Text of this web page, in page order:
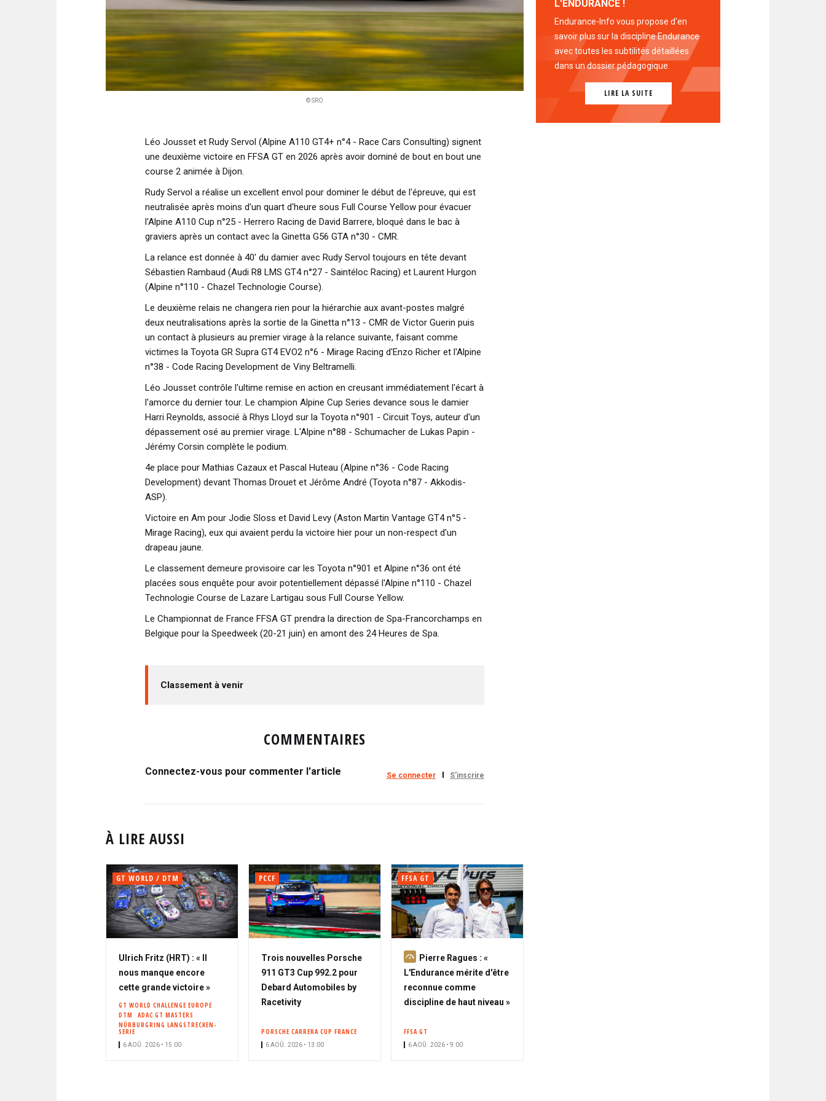
© SRO
Léo Jousset et Rudy Servol (Alpine A110 GT4+ n°4 - Race Cars Consulting) signent
une deuxième victoire en FFSA GT en 2026 après avoir dominé de bout en bout une
course 2 animée à Dijon.
Rudy Servol a réalise un excellent envol pour dominer le début de l'épreuve, qui est
neutralisée après moins d'un quart d'heure sous Full Course Yellow pour évacuer
l'Alpine A110 Cup n°25 - Herrero Racing de David Barrere, bloqué dans le bac à
graviers après un contact avec la Ginetta G56 GTA n°30 - CMR.
La relance est donnée à 40' du damier avec Rudy Servol toujours en tête devant
Sébastien Rambaud (Audi R8 LMS GT4 n°27 - Saintéloc Racing) et Laurent Hurgon
(Alpine n°110 - Chazel Technologie Course).
Le deuxième relais ne changera rien pour la hiérarchie aux avant-postes malgré
deux neutralisations après la sortie de la Ginetta n°13 - CMR de Victor Guerin puis
un contact à plusieurs au premier virage à la relance suivante, faisant comme
victimes la Toyota GR Supra GT4 EVO2 n°6 - Mirage Racing d'Enzo Richer et l'Alpine
n°38 - Code Racing Development de Viny Beltramelli.
Léo Jousset contrôle l'ultime remise en action en creusant immédiatement l'écart à
l'amorce du dernier tour. Le champion Alpine Cup Series devance sous le damier
Harri Reynolds, associé à Rhys Lloyd sur la Toyota n°901 - Circuit Toys, auteur d'un
dépassement osé au premier virage. L'Alpine n°88 - Schumacher de Lukas Papin -
Jérémy Corsin complète le podium.
4e place pour Mathias Cazaux et Pascal Huteau (Alpine n°36 - Code Racing
Development) devant Thomas Drouet et Jérôme André (Toyota n°87 - Akkodis-
ASP).
Victoire en Am pour Jodie Sloss et David Levy (Aston Martin Vantage GT4 n°5 -
Mirage Racing), eux qui avaient perdu la victoire hier pour un non-respect d'un
drapeau jaune.
Le classement demeure provisoire car les Toyota n°901 et Alpine n°36 ont été
placées sous enquête pour avoir potentiellement dépassé l'Alpine n°110 - Chazel
Technologie Course de Lazare Lartigau sous Full Course Yellow.
Le Championnat de France FFSA GT prendra la direction de Spa-Francorchamps en
Belgique pour la Speedweek (20-21 juin) en amont des 24 Heures de Spa.
Classement à venir
COMMENTAIRES
Connectez-vous pour commenter l'article Se connecter S'inscrire
À LIRE AUSSI
GT WORLD / DTM
Ulrich Fritz (HRT) : « Il
nous manque encore
cette grande victoire »
GT WORLD CHALLENGE EUROPE
DTM
ADAC GT MASTERS
NÜRBURGRING LANGSTRECKEN-
SERIE
6 AOÛ. 2026 • 15:00
PCCF
Trois nouvelles Porsche
911 GT3 Cup 992.2 pour
Debard Automobiles by
Racetivity
PORSCHE CARRERA CUP FRANCE
6 AOÛ. 2026 • 13:00
FFSA GT
A
b
o
n
é
Pierre Ragues : «
L'Endurance mérite d'être
reconnue comme
discipline de haut niveau »
FFSA GT
6 AOÛ. 2026 • 9:00
L'ENDURANCE !
Endurance-Info vous propose d'en
savoir plus sur la discipline Endurance
avec toutes les subtilités détaillées
dans un dossier pédagogique.
LIRE LA SUITE